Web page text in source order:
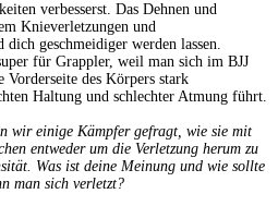
verbesserst. Das Dehnen und
Knieverletzungen und
geschmeidiger werden lassen.
für Grappler, weil man sich im BJJ
des Körpers stark
Haltung und schlechter Atmung führt.
wir einige Kämpfer gefragt, wie sie mit
entweder um die Verletzung herum zu
Was ist deine Meinung und wie sollte
man sich verletzt?